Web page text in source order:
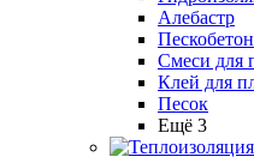
Алебастр
Пескобетон
Смеси для
Клей для
Песок
Ещё 3